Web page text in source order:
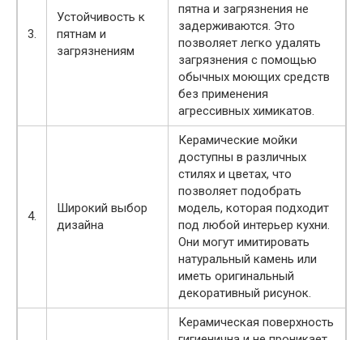
3.
Устойчивость к
пятнам и
загрязнениям
пятна и загрязнения не
задерживаются. Это
позволяет легко удалять
загрязнения с помощью
обычных моющих средств
без применения
агрессивных химикатов.
4.
Широкий выбор
дизайна
Керамические мойки
доступны в различных
стилях и цветах, что
позволяет подобрать
модель, которая подходит
под любой интерьер кухни.
Они могут имитировать
натуральный камень или
иметь оригинальный
декоративный рисунок.
Керамическая поверхность